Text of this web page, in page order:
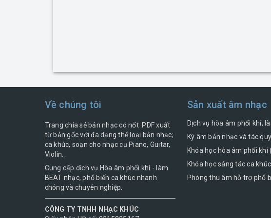
Về chúng tôi
Trang chia sẻ bản nhạc có nốt .PDF xuất
từ bản gốc với đa dạng thể loại bản nhạc;
ca khúc, soạn cho nhạc cụ Piano, Guitar,
Violin...
Cung cấp dịch vụ Hòa âm phối khí - làm
BEAT nhạc, phổ biến ca khúc nhanh
chóng và chuyên nghiệp.
CÔNG TY TNHH NHẠC KHÚC
Sản xuất âm nhạc
Dịch vụ hòa âm phối khí,
Ký âm bản nhạc và tác
Khóa học hòa âm phối
Khóa học sáng tác ca khúc
Phòng thu âm hỗ trợ phổ